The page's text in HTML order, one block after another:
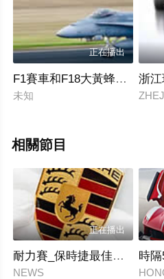
正在播出
F1賽車和F18大黃蜂戰鬥機
未知
浙
相關節目
正在播出
耐力賽_保時捷最佳官方紀錄
NEWS
時